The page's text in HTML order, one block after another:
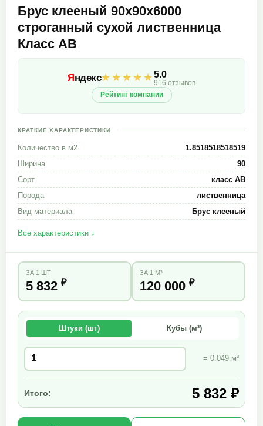
Брус клееный 90х90х6000
строганный сухой лиственница
Класс АВ
Яндекс★★★★★5.0
916 отзывов
Рейтинг компании
КРАТКИЕ ХАРАКТЕРИСТИКИ
Количество в м2
1.8518518518519
Ширина
90
Сорт
класс АВ
Порода
лиственница
Вид материала
Брус клееный
Все характеристики ↓
ЗА 1 ШТ
5 832 ₽
ЗА 1 М³
120 000 ₽
Штуки (шт) Кубы (м³)
= 0.049 м³
Итого: 5 832 ₽